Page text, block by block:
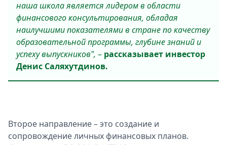
наша школа является лидером в области
финансового консультирования, обладая
наилучшими показателями в стране по качеству
образовательной программы, глубине знаний и
успеху выпускников", – рассказывает инвестор
Денис Саляхутдинов.
Второе направление – это создание и
сопровождение личных финансовых планов.